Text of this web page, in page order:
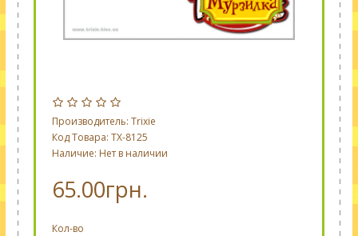
Производитель: Trixie
Код Товара: TX-8125
Наличие: Нет в наличии
65.00грн.
Кол-во